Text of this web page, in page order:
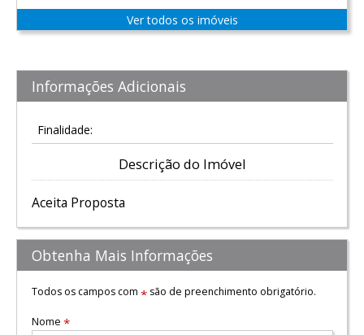
Ver todos os imóveis
Informações Adicionais
Finalidade:
Descrição do Imóvel
Aceita Proposta
Obtenha Mais Informações
Todos os campos com *são de preenchimento obrigatório.
Nome *